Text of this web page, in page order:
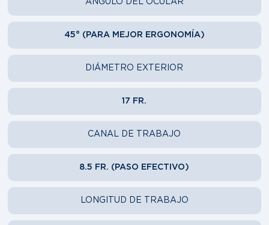
ÁNGULO DEL OCULAR
45° (PARA MEJOR ERGONOMÍA)
DIÁMETRO EXTERIOR
17 FR.
CANAL DE TRABAJO
8.5 FR. (PASO EFECTIVO)
LONGITUD DE TRABAJO